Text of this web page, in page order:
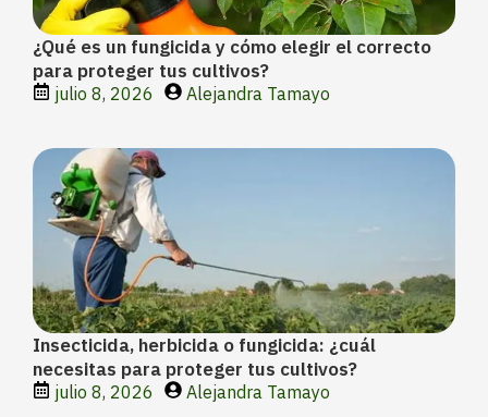
¿Qué es un fungicida y cómo elegir el correcto
para proteger tus cultivos?
julio 8, 2026 Alejandra Tamayo
Insecticida, herbicida o fungicida: ¿cuál
necesitas para proteger tus cultivos?
julio 8, 2026 Alejandra Tamayo